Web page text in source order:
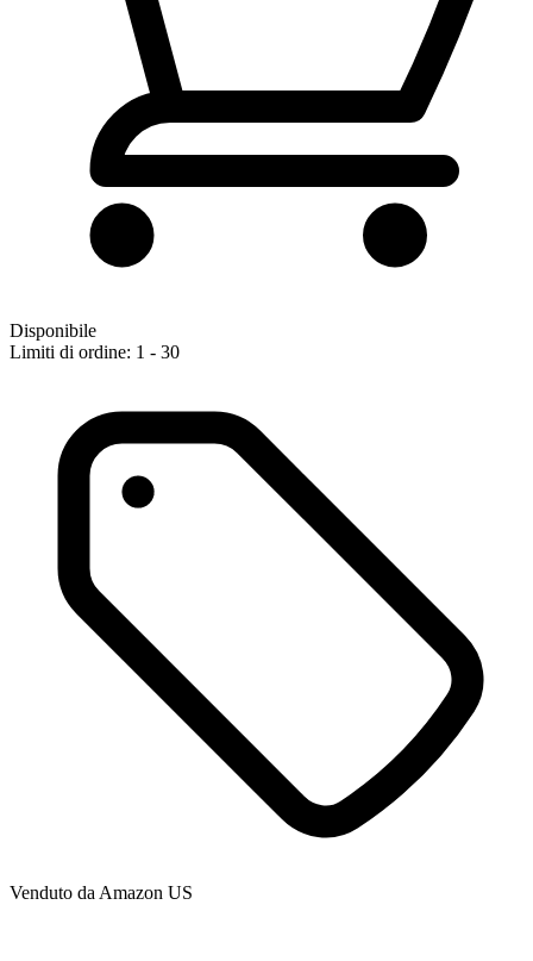
Disponibile
Limiti di ordine: 1 - 30
Venduto da Amazon US